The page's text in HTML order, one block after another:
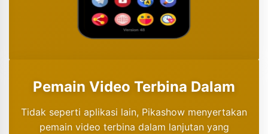
Pemain Video Terbina Dalam
Tidak seperti aplikasi lain, Pikashow menyertakan
pemain video terbina dalam lanjutan yang